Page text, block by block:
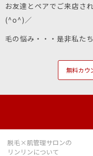
お友達とペアでご来店さ
(^o^)／
毛の悩み・・・是非私た
無料カウ
脱毛×肌管理サロンの
リンリンについて